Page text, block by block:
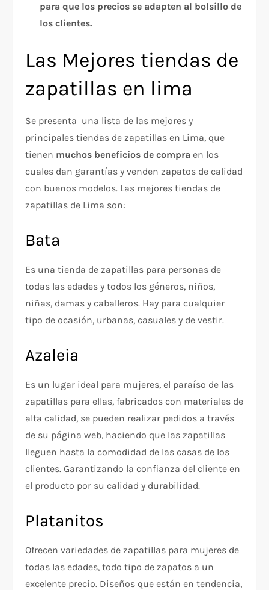
para que los precios se adapten al bolsillo de
los clientes.
Las Mejores tiendas de
zapatillas en lima
Se presenta una lista de las mejores y
principales tiendas de zapatillas en Lima, que
tienen muchos beneficios de compra en los
cuales dan garantías y venden zapatos de calidad
con buenos modelos. Las mejores tiendas de
zapatillas de Lima son:
Bata
Es una tienda de zapatillas para personas de
todas las edades y todos los géneros, niños,
niñas, damas y caballeros. Hay para cualquier
tipo de ocasión, urbanas, casuales y de vestir.
Azaleia
Es un lugar ideal para mujeres, el paraíso de las
zapatillas para ellas, fabricados con materiales de
alta calidad, se pueden realizar pedidos a través
de su página web, haciendo que las zapatillas
lleguen hasta la comodidad de las casas de los
clientes. Garantizando la confianza del cliente en
el producto por su calidad y durabilidad.
Platanitos
Ofrecen variedades de zapatillas para mujeres de
todas las edades, todo tipo de zapatos a un
excelente precio. Diseños que están en tendencia,